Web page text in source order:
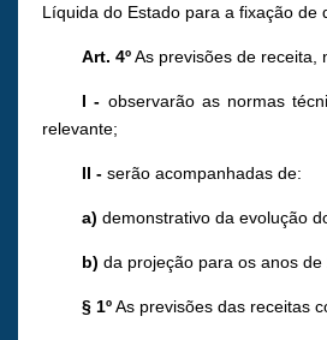
Líquida do Estado para a fixação de
Art. 4ºAs previsões de receita,
I - observarão as normas
relevante;
II - serão acompanhadas de:
a) demonstrativo da evolução
b) da projeção para os anos
§ 1ºAs previsões das receitas